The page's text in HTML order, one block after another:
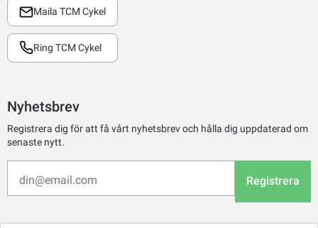
Maila TCM Cykel
Ring TCM Cykel
Nyhetsbrev
Registrera dig för att få vårt nyhetsbrev och hålla dig uppdaterad om
senaste nytt.
Registrera